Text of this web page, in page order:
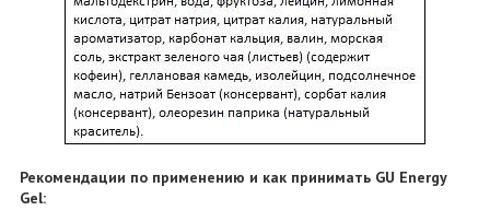
Рекомендации по применению и как принимать GU Energy
Gel: